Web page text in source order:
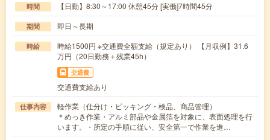
時間 【日勤】8:30～17:00 休憩45分 [実働]7時間45分
期間 即日～長期
時給
時給1500円 ※交通費全額支給（規定あり） 【月収例】31.6
万円（20日勤務＋残業45h）
交通費
交通費支給あり
仕事内容
軽作業（仕分け・ピッキング・検品、商品管理）
＊めっき作業・アルミ部品や金属箔を対象に、表面処理を行
います。・所定の手順に従い、安全第一で作業を進…